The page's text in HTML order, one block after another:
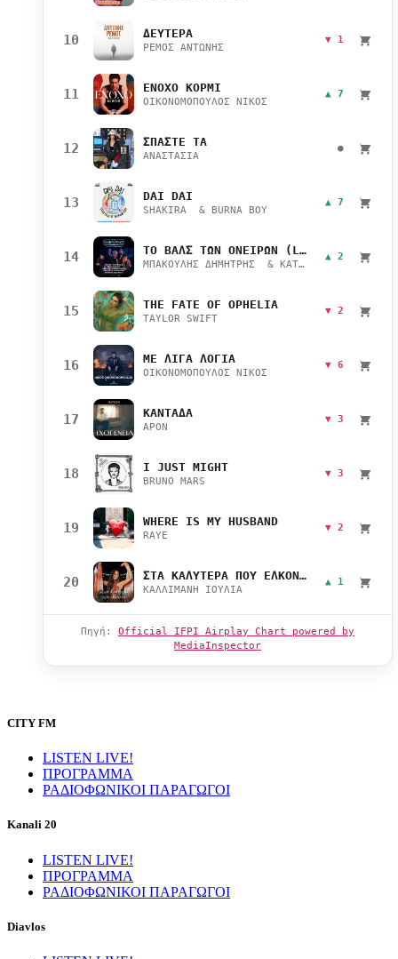
10 ΔΕΥΤΕΡΑ
ΡΕΜΟΣ ΑΝΤΩΝΗΣ
▼ 1
11 ΕΝΟΧΟ ΚΟΡΜΙ
ΟΙΚΟΝΟΜΟΠΟΥΛΟΣ ΝΙΚΟΣ
▲ 7
12 ΣΠΑΣΤΕ ΤΑ
ΑΝΑΣΤΑΣΙΑ
●
13 DAI DAI
SHAKIRA & BURNA BOY
▲ 7
14 ΤΟ ΒΑΛΣ ΤΩΝ ΟΝΕΙΡΩΝ (LIVE)
ΜΠΑΚΟΥΛΗΣ ΔΗΜΗΤΡΗΣ & ΚΑΤΣΙΜΙΧΑ ΜΑΡΙΑΝΑ
▲ 2
15 THE FATE OF OPHELIA
TAYLOR SWIFT
▼ 2
16 ΜΕ ΛΙΓΑ ΛΟΓΙΑ
ΟΙΚΟΝΟΜΟΠΟΥΛΟΣ ΝΙΚΟΣ
▼ 6
17 ΚΑΝΤΑΔΑ
APON
▼ 3
18 I JUST MIGHT
BRUNO MARS
▼ 3
19 WHERE IS MY HUSBAND
RAYE
▼ 2
20 ΣΤΑ ΚΑΛΥΤΕΡΑ ΠΟΥ ΕΛΚΟΝΤΑΙ
ΚΑΛΛΙΜΑΝΗ ΙΟΥΛΙΑ
▲ 1
Πηγή: Official IFPI Airplay Chart powered by
MediaInspector
CITY FM
LISTEN LIVE!
ΠΡΟΓΡΑΜΜΑ
ΡΑΔΙΟΦΩΝΙΚΟΙ ΠΑΡΑΓΩΓΟΙ
Kanali 20
LISTEN LIVE!
ΠΡΟΓΡΑΜΜΑ
ΡΑΔΙΟΦΩΝΙΚΟΙ ΠΑΡΑΓΩΓΟΙ
Diavlos